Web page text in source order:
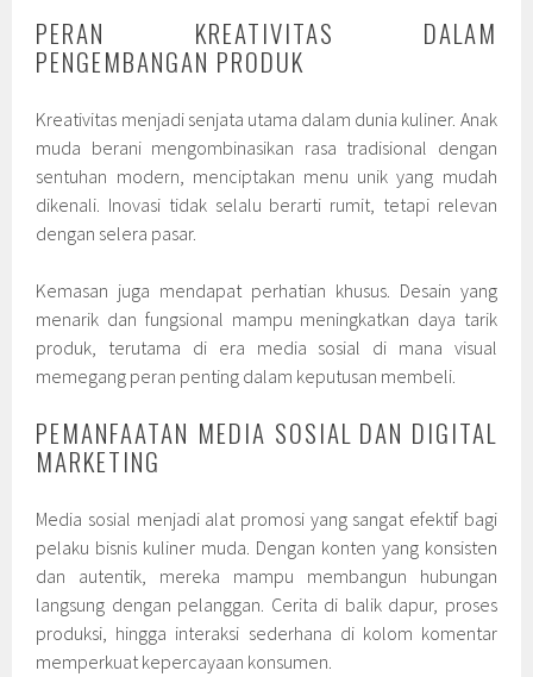
PERAN KREATIVITAS DALAM
PENGEMBANGAN PRODUK
Kreativitas menjadi senjata utama dalam dunia kuliner. Anak
muda berani mengombinasikan rasa tradisional dengan
sentuhan modern, menciptakan menu unik yang mudah
dikenali. Inovasi tidak selalu berarti rumit, tetapi relevan
dengan selera pasar.
Kemasan juga mendapat perhatian khusus. Desain yang
menarik dan fungsional mampu meningkatkan daya tarik
produk, terutama di era media sosial di mana visual
memegang peran penting dalam keputusan membeli.
PEMANFAATAN MEDIA SOSIAL DAN DIGITAL
MARKETING
Media sosial menjadi alat promosi yang sangat efektif bagi
pelaku bisnis kuliner muda. Dengan konten yang konsisten
dan autentik, mereka mampu membangun hubungan
langsung dengan pelanggan. Cerita di balik dapur, proses
produksi, hingga interaksi sederhana di kolom komentar
memperkuat kepercayaan konsumen.